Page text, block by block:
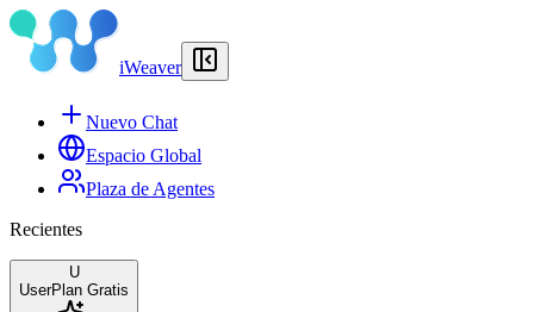
iWeaver
Nuevo Chat
Espacio Global
Plaza de Agentes
Recientes
U
UserPlan Gratis